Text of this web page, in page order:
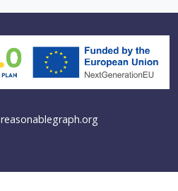
reasonablegraph.org